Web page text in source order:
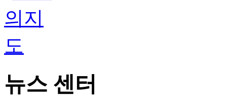
뉴스 센터